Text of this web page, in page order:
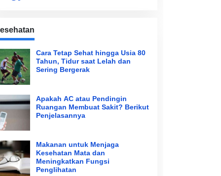
Cara Tetap Sehat hingga Usia 80
Tahun, Tidur saat Lelah dan
Sering Bergerak
Apakah AC atau Pendingin
Ruangan Membuat Sakit? Berikut
Penjelasannya
Makanan untuk Menjaga
Kesehatan Mata dan
Meningkatkan Fungsi
Penglihatan